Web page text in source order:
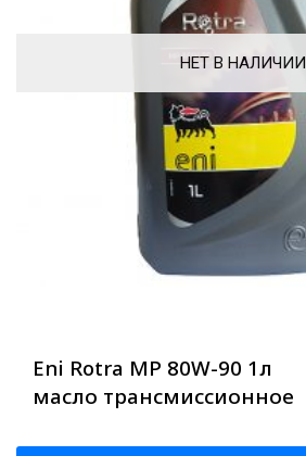
НЕТ В НАЛИЧИИ
Eni Rotra MP 80W-90 1л
масло трансмиссионное